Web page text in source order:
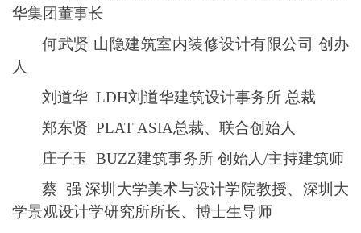
华集团董事长
何武贤 山隐建筑室内装修设计有限公司 创办
人
刘道华 LDH刘道华建筑设计事务所 总裁
郑东贤 PLAT ASIA总裁、联合创始人
庄子玉 BUZZ建筑事务所 创始人/主持建筑师
蔡 强 深圳大学美术与设计学院教授、深圳大
学景观设计学研究所所长、博士生导师